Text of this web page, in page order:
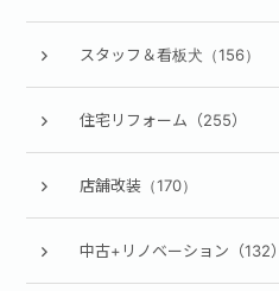
スタッフ＆看板犬（156）
住宅リフォーム（255）
店舗改装（170）
中古+リノベーション（132）